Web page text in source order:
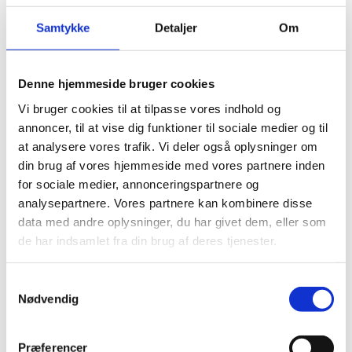
Samtykke Detaljer Om
Denne hjemmeside bruger cookies
Vi bruger cookies til at tilpasse vores indhold og
annoncer, til at vise dig funktioner til sociale medier og til
at analysere vores trafik. Vi deler også oplysninger om
din brug af vores hjemmeside med vores partnere inden
for sociale medier, annonceringspartnere og
analysepartnere. Vores partnere kan kombinere disse
data med andre oplysninger, du har givet dem, eller som
de har indsamlet fra din brug af deres tjenester.
Nødvendig
Præferencer
m/dampspær
459,00kr.Den
oprindelige
pris
var:
459,00 kr..
359,00kr.Den
aktuelle
pris
er:
359,00 kr..
u/dampspær
499,00 kr. Den
oprindelige
pris
var:
499,00 kr..
329,00kr.Den
aktuelle
er:
Andre har også kigget
på...